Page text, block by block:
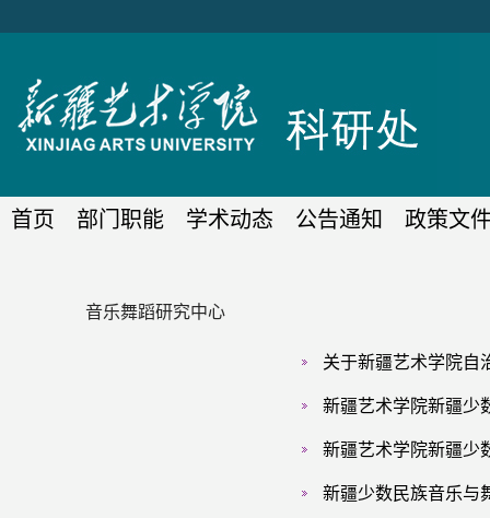
首页 部门职能 学术动态 公告通知 政策文
音乐舞蹈研究中心
关于新疆艺术学院自
新疆艺术学院新疆少
新疆艺术学院新疆少
新疆少数民族音乐与